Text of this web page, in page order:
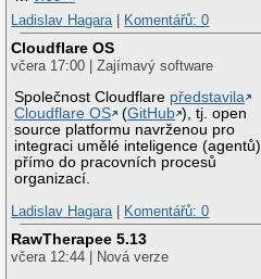
Ladislav Hagara
Komentářů: 0
Cloudflare OS
včera 17:00 | Zajímavý software
Společnost Cloudflare představila
Cloudflare OS
(GitHub ), tj. open
source platformu navrženou pro
integraci umělé inteligence (agentů)
přímo do pracovních procesů
organizací.
Ladislav Hagara
Komentářů: 0
RawTherapee 5.13
včera 12:44 | Nová verze